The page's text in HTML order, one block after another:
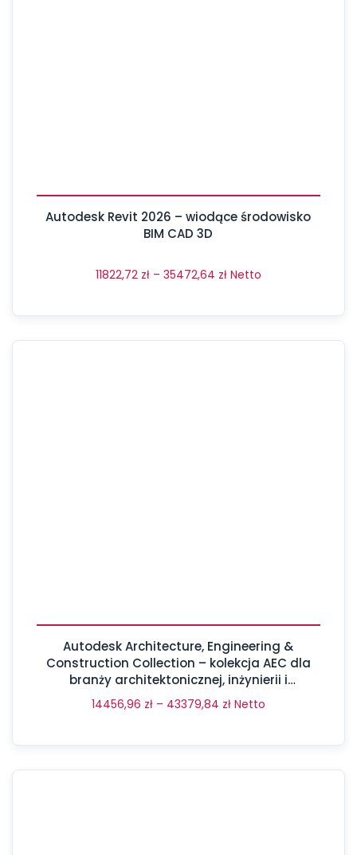
Autodesk Revit 2026 – wiodące środowisko
BIM CAD 3D
11822,72 zł – 35472,64 zł Netto
Autodesk Architecture, Engineering &
Construction Collection – kolekcja AEC dla
branży architektonicznej, inżynierii i
budownictwa
14456,96 zł – 43379,84 zł Netto